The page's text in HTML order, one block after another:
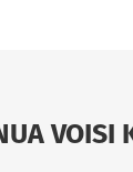
VOISI